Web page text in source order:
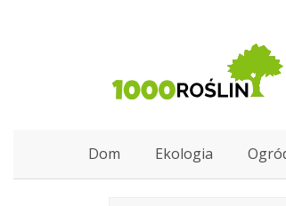
Dom Ekologia